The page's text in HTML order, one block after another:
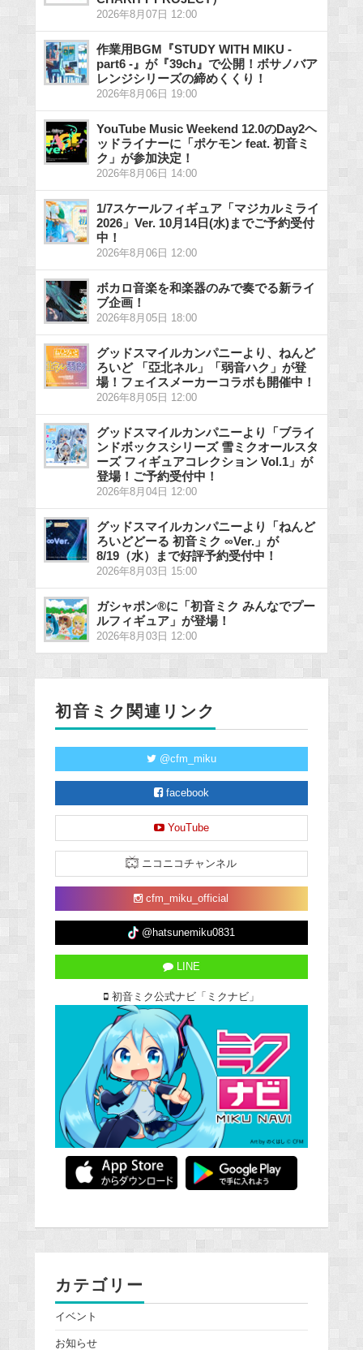
2026年8月07日 12:00
作業用BGM『STUDY WITH MIKU -
part6 -』が『39ch』で公開！ボサノバア
レンジシリーズの締めくくり！
2026年8月06日 19:00
YouTube Music Weekend 12.0のDay2ヘ
ッドライナーに「ポケモン feat. 初音ミ
ク」が参加決定！
2026年8月06日 14:00
1/7スケールフィギュア「マジカルミライ
2026」Ver. 10月14日(水)までご予約受付
中！
2026年8月06日 12:00
ボカロ音楽を和楽器のみで奏でる新ライ
ブ企画！
2026年8月05日 18:00
グッドスマイルカンパニーより、ねんど
ろいど 「亞北ネル」「弱音ハク」が登
場！フェイスメーカーコラボも開催中！
2026年8月05日 12:00
グッドスマイルカンパニーより「ブライ
ンドボックスシリーズ 雪ミクオールスタ
ーズ フィギュアコレクション Vol.1」が
登場！ご予約受付中！
2026年8月04日 12:00
グッドスマイルカンパニーより「ねんど
ろいどどーる 初音ミク ∞Ver.」が
8/19（水）まで好評予約受付中！
2026年8月03日 15:00
ガシャポン®に「初音ミク みんなでプー
ルフィギュア」が登場！
2026年8月03日 12:00
初音ミク関連リンク
@cfm_miku
facebook
YouTube
ニコニコチャンネル
cfm_miku_official
@hatsunemiku0831
LINE
初音ミク公式ナビ「ミクナビ」
カテゴリー
イベント
お知らせ